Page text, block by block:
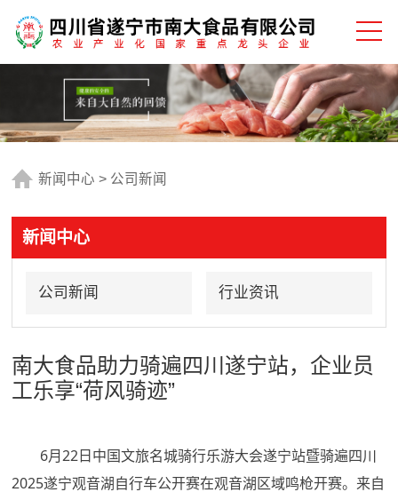
新闻中心 > 公司新闻
新闻中心
公司新闻 行业资讯
南大食品助力骑遍四川遂宁站，企业员
工乐享“荷风骑迹”
6月22日中国文旅名城骑行乐游大会遂宁站暨骑遍四川
2025遂宁观音湖自行车公开赛在观音湖区域鸣枪开赛。来自